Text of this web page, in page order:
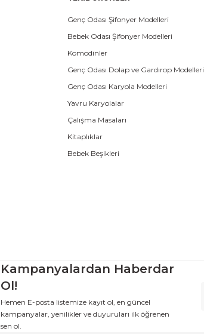
Genç Odası Şifonyer Modelleri
Bebek Odası Şifonyer Modelleri
Komodinler
Genç Odası Dolap ve Gardırop Modelleri
Genç Odası Karyola Modelleri
Yavru Karyolalar
Çalışma Masaları
Kitaplıklar
Bebek Beşikleri
Kampanyalardan Haberdar
Ol!
Hemen E-posta listemize kayıt ol, en güncel
kampanyalar, yenilikler ve duyuruları ilk öğrenen
sen ol.